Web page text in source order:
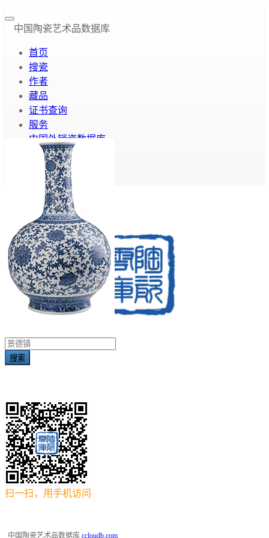
中国陶瓷艺术品数据库
首页
搜瓷
作者
藏品
证书查询
服务
中国外销瓷数据库
云库介绍
关于我们
搜索
扫一扫，用手机访问
中国陶瓷艺术品数据库 ccloudb.com